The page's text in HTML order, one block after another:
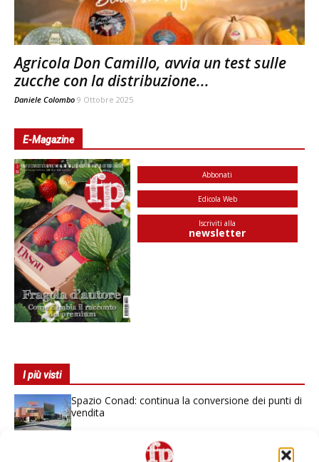
Agricola Don Camillo, avvia un test sulle
zucche con la distribuzione...
Daniele Colombo 9 Ottobre 2025
E-Magazine
Abbonati
Edicola Web
Iscriviti alla
newsletter
I più visti
Spazio Conad: continua la conversione dei punti di
vendita
Non è una susina: è Metis… e può rivoluzionare la